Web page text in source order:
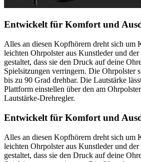
Entwickelt für Komfort und
Alles an diesen Kopfhörern dreht sich um
leichten Ohrpolster aus Kunstleder und
gestaltet, dass sie den Druck auf deine
Spielsitzungen verringern. Die Ohrpolster
bis zu 90 Grad drehbar. Die Lautstärke
Plattform einstellen über den am
Lautstärke-Drehregler.
Entwickelt für Komfort und
Alles an diesen Kopfhörern dreht sich um
leichten Ohrpolster aus Kunstleder und
gestaltet, dass sie den Druck auf deine